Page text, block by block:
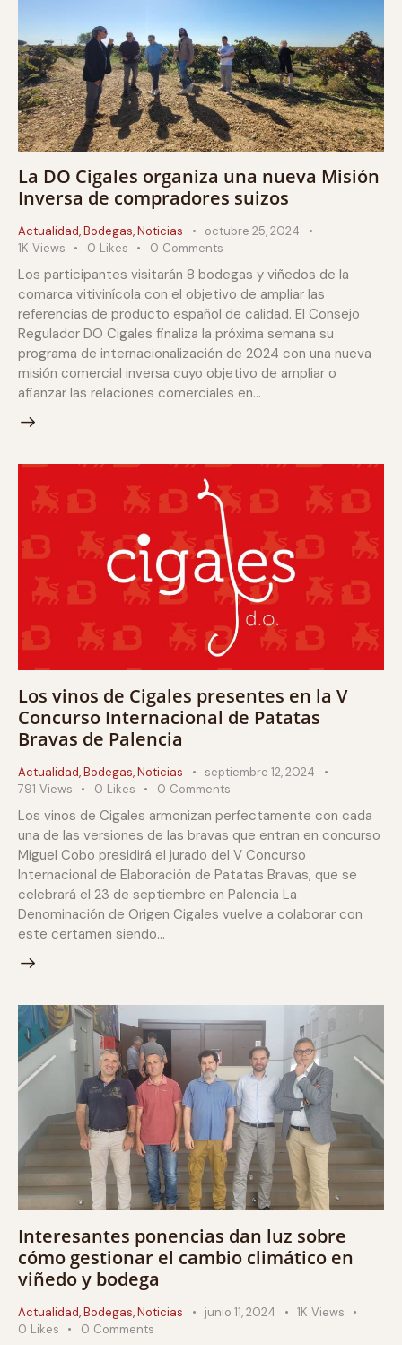
La DO Cigales organiza una nueva Misión
Inversa de compradores suizos
Actualidad,Bodegas,Noticias
octubre 25, 2024
1K Views 0 Likes 0 Comments
Los participantes visitarán 8 bodegas y viñedos de la
comarca vitivinícola con el objetivo de ampliar las
referencias de producto español de calidad. El Consejo
Regulador DO Cigales finaliza la próxima semana su
programa de internacionalización de 2024 con una nueva
misión comercial inversa cuyo objetivo de ampliar o
afianzar las relaciones comerciales en…
Los vinos de Cigales presentes en la V
Concurso Internacional de Patatas
Bravas de Palencia
Actualidad,Bodegas,Noticias
septiembre 12, 2024
791 Views 0 Likes 0 Comments
Los vinos de Cigales armonizan perfectamente con cada
una de las versiones de las bravas que entran en concurso
Miguel Cobo presidirá el jurado del V Concurso
Internacional de Elaboración de Patatas Bravas, que se
celebrará el 23 de septiembre en Palencia La
Denominación de Origen Cigales vuelve a colaborar con
este certamen siendo…
Interesantes ponencias dan luz sobre
cómo gestionar el cambio climático en
viñedo y bodega
Actualidad,Bodegas,Noticias junio 11, 2024 1K Views
0 Likes 0 Comments